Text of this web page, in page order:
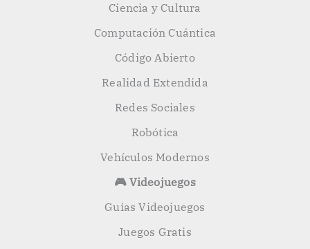
Ciencia y Cultura
Computación Cuántica
Código Abierto
Realidad Extendida
Redes Sociales
Robótica
Vehículos Modernos
🎮 Videojuegos
Guías Videojuegos
Juegos Gratis